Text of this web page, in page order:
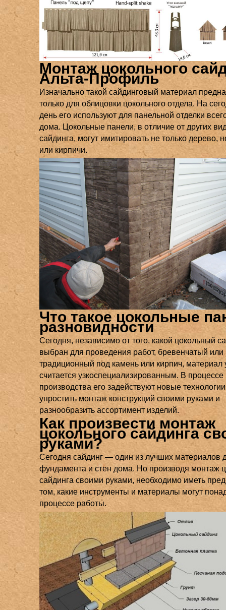
Монтаж цокольного
Альта-Профиль
Изначально такой сайдинговый материал
только для облицовки цокольного отдела. На
день его используют для панельной отделки
дома. Цокольные панели, в отличие от других
сайдинга, могут имитировать не только дерево,
или кирпичи.
Что такое цокольные
разновидности
Сегодня, независимо от того, какой цокольный
выбран для проведения работ, бревенчатый или
традиционный под камень или кирпич, материал
считается узкоспециализированным. В процессе
производства его задействуют новые
упростить монтаж конструкций своими руками и
разнообразить ассортимент изделий.
Как произвести монтаж
цокольного сайдинга
руками?
Сегодня сайдинг — один из лучших материалов
фундамента и стен дома. Но производя монтаж
сайдинга своими руками, необходимо иметь
том, какие инструменты и материалы могут
процессе работы.